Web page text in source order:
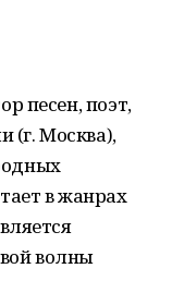
песен, поэт,
(г. Москва),
в жанрах
волны